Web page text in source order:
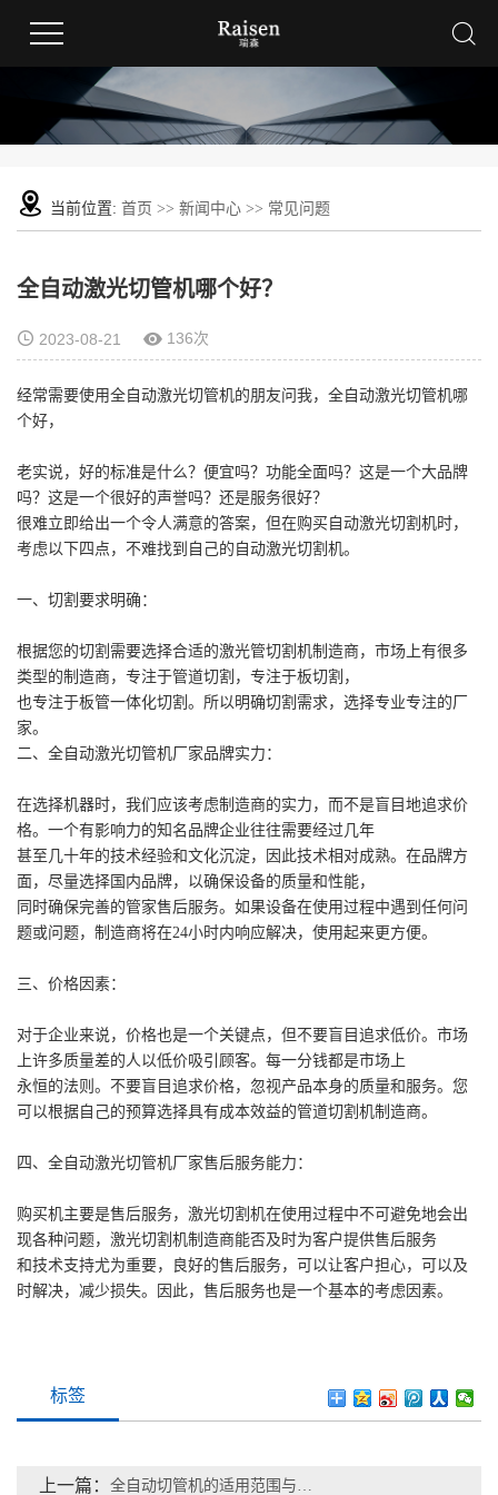
当前位置: 首页 >> 新闻中心 >> 常见问题
全自动激光切管机哪个好？
2023-08-21 136次
经常需要使用全自动激光切管机的朋友问我，全自动激光切管机哪
个好，
老实说，好的标准是什么？便宜吗？功能全面吗？这是一个大品牌
吗？这是一个很好的声誉吗？还是服务很好？
很难立即给出一个令人满意的答案，但在购买自动激光切割机时，
考虑以下四点，不难找到自己的自动激光切割机。
一、切割要求明确：
根据您的切割需要选择合适的激光管切割机制造商，市场上有很多
类型的制造商，专注于管道切割，专注于板切割，
也专注于板管一体化切割。所以明确切割需求，选择专业专注的厂
家。
二、全自动激光切管机厂家品牌实力：
在选择机器时，我们应该考虑制造商的实力，而不是盲目地追求价
格。一个有影响力的知名品牌企业往往需要经过几年
甚至几十年的技术经验和文化沉淀，因此技术相对成熟。在品牌方
面，尽量选择国内品牌，以确保设备的质量和性能，
同时确保完善的管家售后服务。如果设备在使用过程中遇到任何问
题或问题，制造商将在24小时内响应解决，使用起来更方便。
三、价格因素：
对于企业来说，价格也是一个关键点，但不要盲目追求低价。市场
上许多质量差的人以低价吸引顾客。每一分钱都是市场上
永恒的法则。不要盲目追求价格，忽视产品本身的质量和服务。您
可以根据自己的预算选择具有成本效益的管道切割机制造商。
四、全自动激光切管机厂家售后服务能力：
购买机主要是售后服务，激光切割机在使用过程中不可避免地会出
现各种问题，激光切割机制造商能否及时为客户提供售后服务
和技术支持尤为重要，良好的售后服务，可以让客户担心，可以及
时解决，减少损失。因此，售后服务也是一个基本的考虑因素。
标签
上一篇： 全自动切管机的适用范围与故障维修